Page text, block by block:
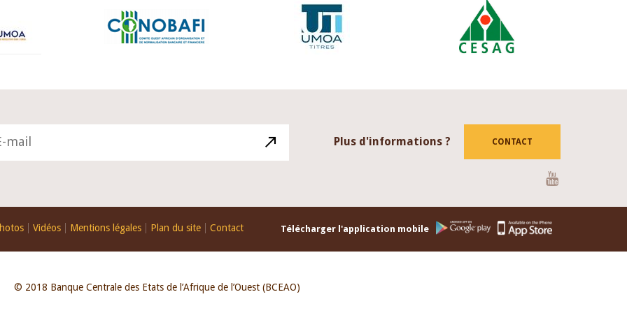
Plus d'informations ? CONTACT
Vidéos Mentions légales Plan du site Contact Télécharger l'application mobile
© 2018 Banque Centrale des Etats de l’Afrique de l’Ouest (BCEAO)